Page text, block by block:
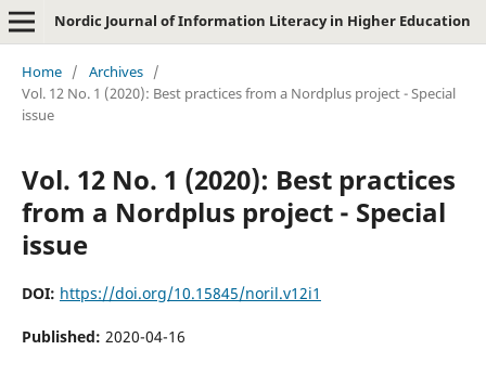
Nordic Journal of Information Literacy in Higher Education
Home / Archives /
Vol. 12 No. 1 (2020): Best practices from a Nordplus project - Special
issue
Vol. 12 No. 1 (2020): Best practices
from a Nordplus project - Special
issue
DOI: https://doi.org/10.15845/noril.v12i1
Published: 2020-04-16